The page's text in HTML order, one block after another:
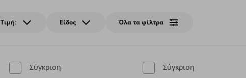
Τιμή: Είδος Όλα τα φίλτρα
Σύγκριση Σύγκριση